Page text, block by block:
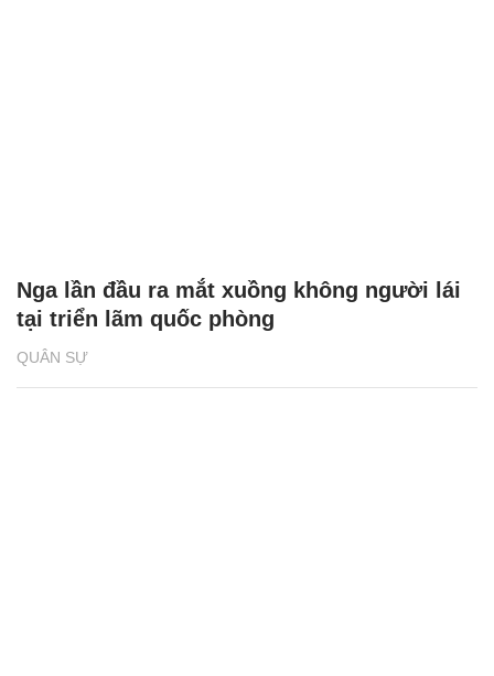
QUÂN SỰ
Nga lần đầu ra mắt xuồng không người lái
tại triển lãm quốc phòng